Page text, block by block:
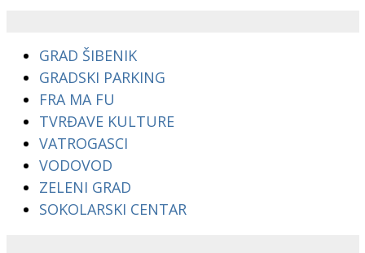
GRAD ŠIBENIK
GRADSKI PARKING
FRA MA FU
TVRĐAVE KULTURE
VATROGASCI
VODOVOD
ZELENI GRAD
SOKOLARSKI CENTAR